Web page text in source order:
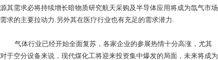
源其需求必将持续增长暗物质研究航天采购及半导体应用将成为氙气市场
需求的主要拉动力.另外其在医疗行业也有充足的需求潜力.
气体行业已经开始全面复苏，各家企业的参展热情十分高涨，尤其
对于空分设备来说，现代煤化工将迎来投资集中爆发的局面，未来将成为